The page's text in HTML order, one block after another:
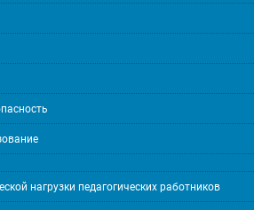
нагрузки педагогических работников